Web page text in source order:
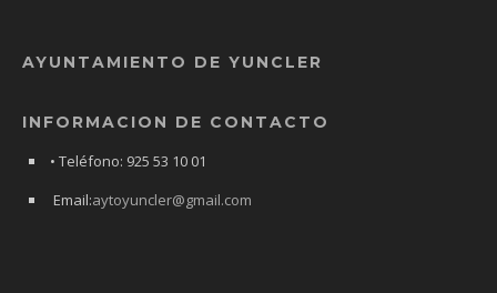
AYUNTAMIENTO DE YUNCLER
INFORMACION DE CONTACTO
• Teléfono: 925 53 10 01
Email:aytoyuncler@gmail.com